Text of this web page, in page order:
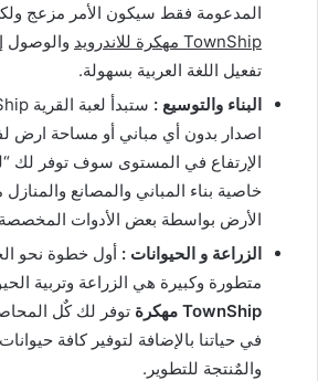
المدعومة فقط سيكون الأمر مزعج
TownShip مهكرة للاندرويد
والوصول
تفعيل اللغة العربية بسهولة.
البناء والتوسيع :
اصدار بدون أي مباني أو مساحة
الإرتفاع في المستوى سوف توفر لك
خاصية بناء المباني والمصانع والمنازل
الأرض بواسطة بعض الأدوات
الزراعة و الحيوانات : أول خطوة نحو
متطورة وكبيرة هي الزراعة وتربية
TownShip مهكرة
توفر لك كٌل
في حياتنا بالإضافة لتوفير كافة
والمٌنتجة للتطوير.